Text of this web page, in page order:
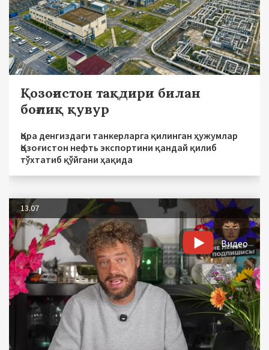
Қозоғистон тақдири билан
боғлиқ қувур
Қора денгиздаги танкерларга қилинган ҳужумлар
Қозоғистон нефть экспортини қандай қилиб
тўхтатиб қўйгани ҳақида
13.07
Видео